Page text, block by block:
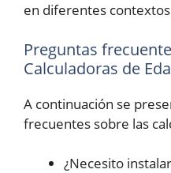
en diferentes
Preguntas
Calculadoras de
A continuación se
frecuentes sobre las
¿Necesito